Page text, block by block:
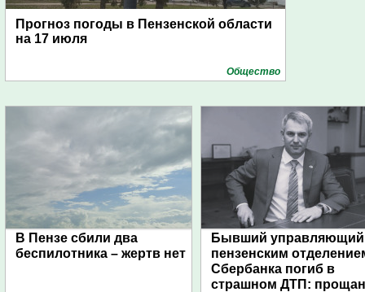
Прогноз погоды в Пензенской области
на 17 июля
Общество
В Пензе сбили два
беспилотника – жертв нет
Бывший управляющий
пензенским
Сбербанка погиб в
страшном ДТП: